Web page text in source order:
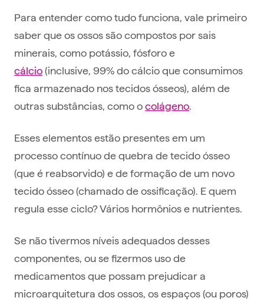
Para entender como tudo funciona, vale primeiro
saber que os ossos são compostos por sais
minerais, como potássio, fósforo e
cálcio(inclusive, 99% do cálcio que consumimos
fica armazenado nos tecidos ósseos), além de
outras substâncias, como ocolágeno.
Esses elementos estão presentes em um
processo contínuo de quebra de tecido ósseo
(que é reabsorvido) e de formação de um novo
tecido ósseo (chamado de ossificação). E quem
regula esse ciclo? Vários hormônios e nutrientes.
Se não tivermos níveis adequados desses
componentes, ou se fizermos uso de
medicamentos que possam prejudicar a
microarquitetura dos ossos, os espaços (ou poros)